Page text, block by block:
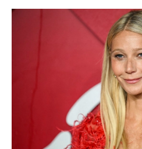
Kert és terasz